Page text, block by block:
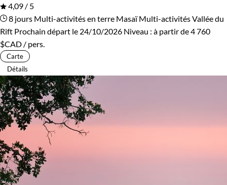
4,09 / 5
8 jours Multi-activités en terre MasaïMulti-activités Vallée du
Rift Prochain départ le 24/10/2026 Niveau : à partir de4 760
$CAD / pers.
Carte
Détails